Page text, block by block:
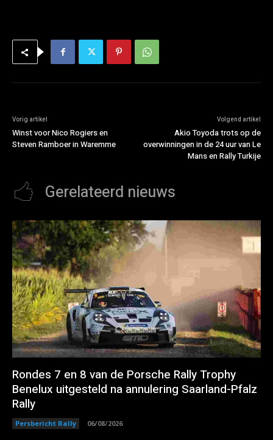
Vorig artikel
Winst voor Nico Rogiers en
Steven Ramboer in Waremme
Volgend artikel
Akio Toyoda trots op de
overwinningen in de 24 uur van Le
Mans en Rally Turkije
Gerelateerd nieuws
Rondes 7 en 8 van de Porsche Rally Trophy
Benelux uitgesteld na annulering Saarland-Pfalz
Rally
Persbericht Rally 06/08/2026